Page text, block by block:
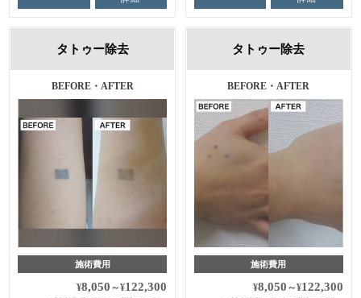
タトゥー除去
BEFORE・AFTER
施術費用
¥8,050 ～¥122,300
タトゥー除去
BEFORE・AFTER
施術費用
¥8,050 ～¥122,300